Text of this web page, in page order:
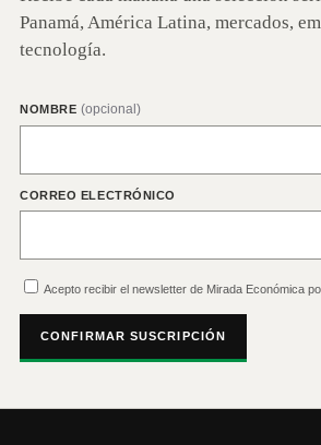
Panamá, América Latina, mercados,
tecnología.
NOMBRE (opcional)
CORREO ELECTRÓNICO
Acepto recibir el newsletter de Mirada Económica
CONFIRMAR SUSCRIPCIÓN